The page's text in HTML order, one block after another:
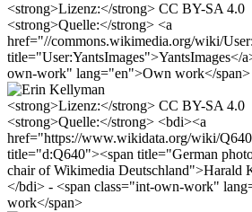
<strong>Lizenz:</strong> CC BY-SA 4.0
<strong>Quelle:</strong> <a
href="//commons.wikimedia.org/wiki/
title="User:YantsImages">YantsImages</
own-work" lang="en">Own work</span>
<strong>Lizenz:</strong> CC BY-SA 4.0
<strong>Quelle:</strong> <bdi><a
href="https://www.wikidata.org/wiki/
title="d:Q640"><span title="German
chair of Wikimedia Deutschland">Harald
</bdi> - <span class="int-own-work"
work</span>